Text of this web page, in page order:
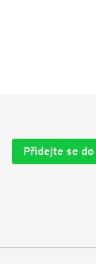
Přidejte se